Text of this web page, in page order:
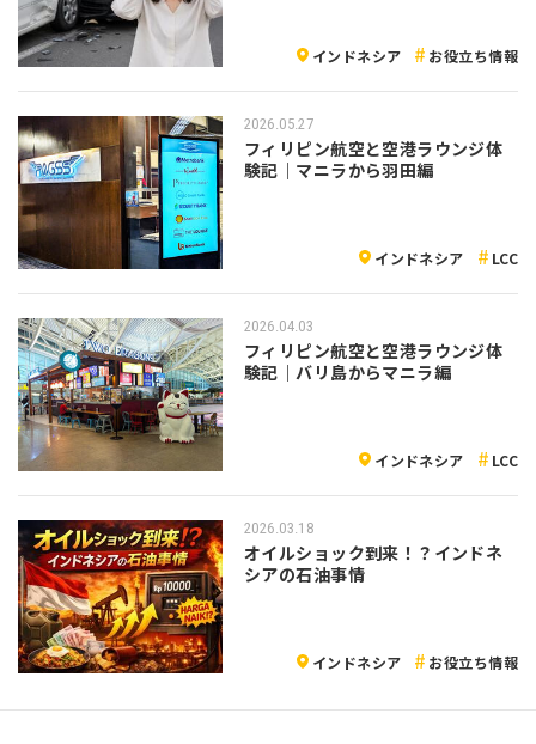
インドネシア お役立ち情報
2026.05.27
フィリピン航空と空港ラウンジ体
験記｜マニラから羽田編
インドネシア LCC
2026.04.03
フィリピン航空と空港ラウンジ体
験記｜バリ島からマニラ編
インドネシア LCC
2026.03.18
オイルショック到来！？インドネ
シアの石油事情
インドネシア お役立ち情報